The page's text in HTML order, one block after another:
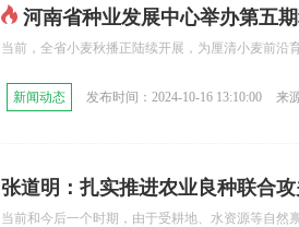
河南省种业发展中心举办第五
当前，全省小麦秋播正陆续开展，为厘清小麦前沿
新闻动态 发布时间：2024-10-16 13:10:00 来
张道明：扎实推进农业良种联合
当前和今后一个时期，由于受耕地、水资源等自然